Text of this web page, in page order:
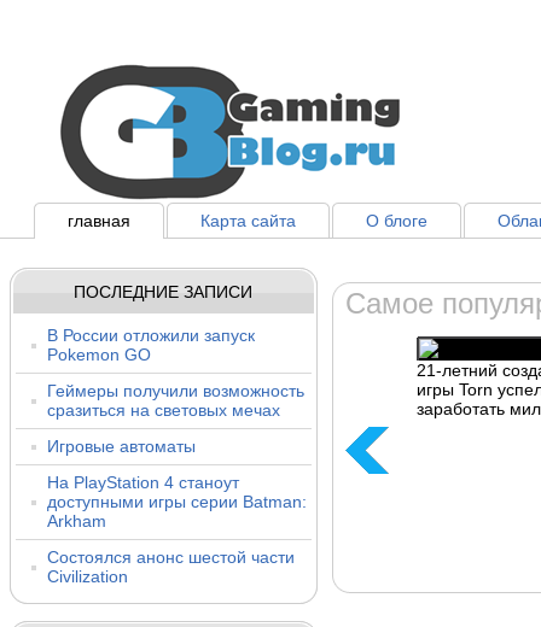
главная Карта сайта О блоге
ПОСЛЕДНИЕ ЗАПИСИ
В России отложили запуск
Pokemon GO
Геймеры получили возможность
сразиться на световых мечах
Игровые автоматы
На PlayStation 4 станоут
доступными игры серии Batman:
Arkham
Состоялся анонс шестой части
Civilization
Самое
21-летний
игры Torn
заработать